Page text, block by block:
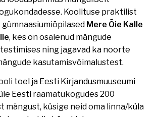
Koolituse praktilist
Mere Õie Kalle
, kes on osalenud mängude
ning jagavad ka noorte
kasutamisvõimalustest.
toel ja Eesti Kirjandusmuuseumi
Eesti raamatukogudes 200
mängust, küsige neid oma linna/küla